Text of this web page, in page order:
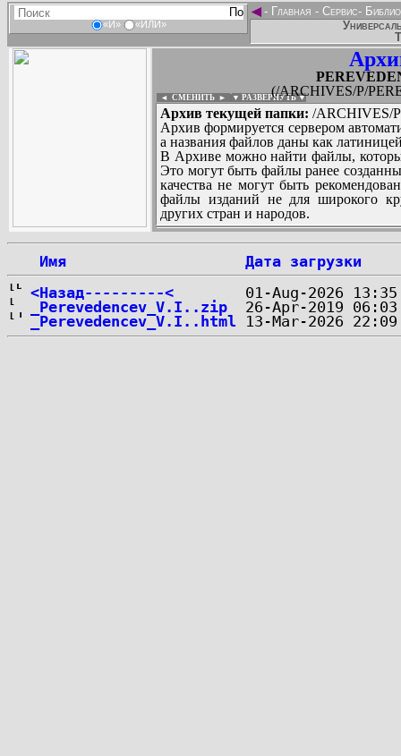
«И» «ИЛИ»
◄- Главная - Сервис-
(/ARCHIVES/P/
◄ СМЕНИТЬ ► ▼ РАЗВЕРНУТЬ ▼
Архив текущей папки: /ARCHIVES/
Архив формируется сервером
а названия файлов даны как
В Архиве можно найти файлы,
Это могут быть файлы ранее
качества не могут быть
файлы изданий не для широкого
других стран и народов.
Имя
Дата загрузки
<Назад---------<
_Perevedencev_V.I..zip
_Perevedencev_V.I..html